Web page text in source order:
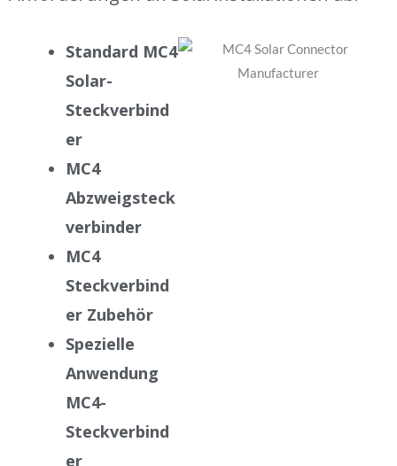
Standard MC4
Solar-
Steckverbind
er
MC4
Abzweigsteck
verbinder
MC4
Steckverbind
er Zubehör
Spezielle
Anwendung
MC4-
Steckverbind
er